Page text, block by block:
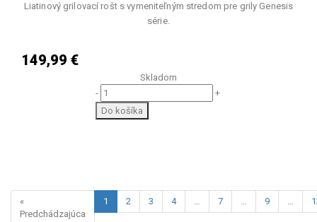
Liatinový grilovací rošt s vymeniteľným stredom pre grily Genesis
série.
149,99 €
Skladom
-
+
Do košíka
«
Predchádzajúca
1 2 3 4 … 7 … 9 …